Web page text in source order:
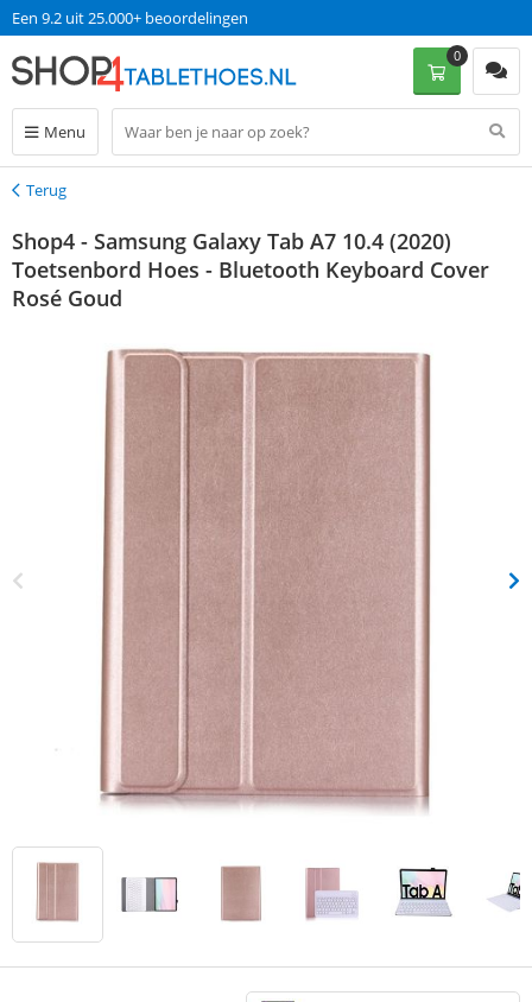
Een 9.2 uit 25.000+ beoordelingen
Menu
0
Terug
Terug
Shop4 - Samsung Galaxy Tab A7 10.4 (2020)
Toetsenbord Hoes - Bluetooth Keyboard Cover
Rosé Goud